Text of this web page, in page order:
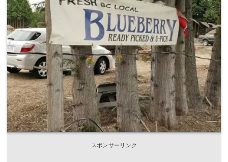
スポンサーリンク